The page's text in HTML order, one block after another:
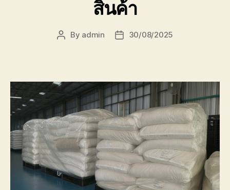
สินค้า
Post
By admin
Post30/08/2025